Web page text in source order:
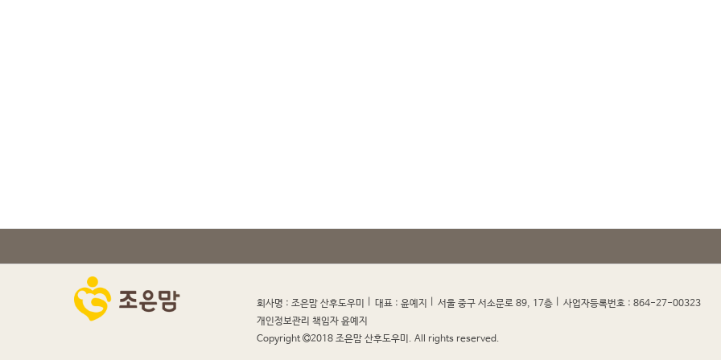
회사명 : 조은맘 산후도우미 대표 : 윤예지 서울 중구 서소문로 89, 17층 사업자등록번호 : 864-27-00323
개인정보관리 책임자 윤예지
Copyright
2018 조은맘 산후도우미. All rights reserved.